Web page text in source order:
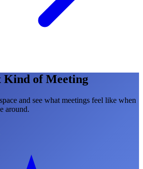
of Meeting
and see what meetings feel like when
around.